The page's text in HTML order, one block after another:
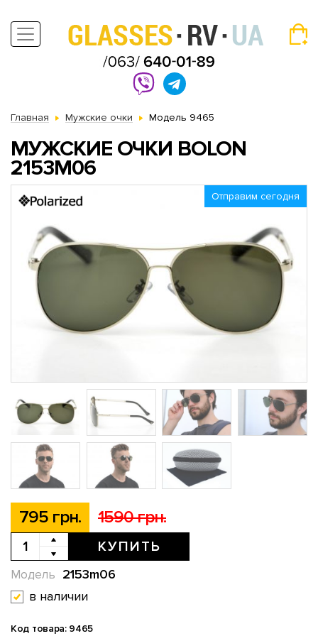
Главная Мужские очки Модель 9465
МУЖСКИЕ ОЧКИ BOLON
2153M06
Отправим сегодня
795 грн. 1590 грн.
КУПИТЬ
2153m06
Модель
в наличии
Код товара: 9465